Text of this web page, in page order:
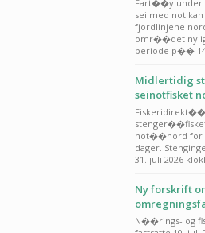
Fart��y under
sei med not
fjordlinjene
omr��det
periode p��
Midlertidig
seinotfisket
not��nord for
dager.
31. juli 2026
Ny forskrift
N��rings- og